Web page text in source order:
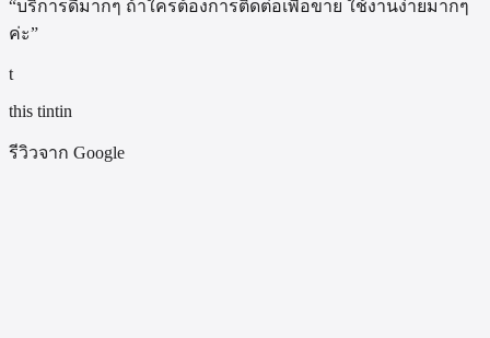
“บริการดีมากๆ ถ้าใครต้องการติดต่อเพื่อขาย ใช้งานง่ายมากๆ
ค่ะ”
t
this tintin
รีวิวจาก Google